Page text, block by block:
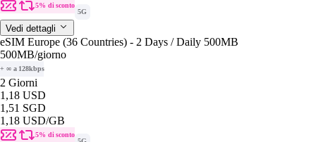
5% di sconto
5G
Vedi dettagli
eSIM Europe (36 Countries) - 2 Days / Daily 500MB
500MB/giorno
+ ∞ a 128kbps
2 Giorni
1,18 USD
1,51 SGD
1,18 USD/GB
5% di sconto